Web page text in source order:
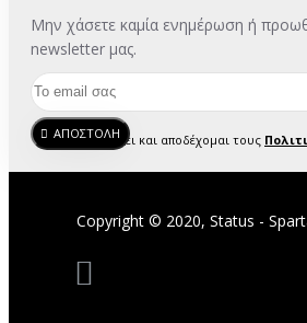
Μην χάσετε καμία ενημέρωση ή
newsletter μας.
ΑΠΟΣΤΟΛΗ
Έχω διαβάσει και αποδέχομαι τους
Copyright © 2020, Status -